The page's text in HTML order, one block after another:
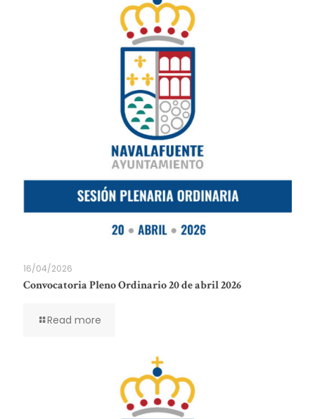
16/04/2026
Convocatoria Pleno Ordinario 20 de abril 2026
Read more